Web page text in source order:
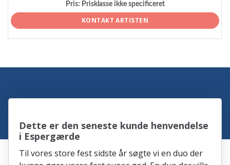
Pris: Prisklasse ikke specificeret
KONTAKT ARTISTEN
Dette er den seneste kunde henvendelse
i Espergærde
Til vores store fest sidste år søgte vi en duo der